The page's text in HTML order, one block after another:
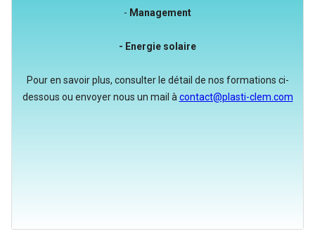
- Management
- Energie solaire
Pour en savoir plus, consulter le détail de nos formations ci-
dessous ou envoyer nous un mail à contact@plasti-clem.com